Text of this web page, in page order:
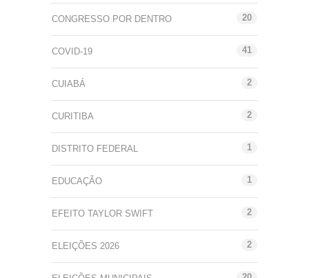
CONGRESSO POR DENTRO 20
COVID-19 41
CUIABÁ 2
CURITIBA 2
DISTRITO FEDERAL 1
EDUCAÇÃO 1
EFEITO TAYLOR SWIFT 2
ELEIÇÕES 2026 2